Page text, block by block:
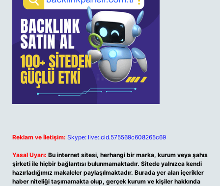
Reklam ve İletişim: Skype: live:.cid.575569c608265c69
Yasal Uyarı: Bu internet sitesi, herhangi bir marka, kurum veya şahıs
şirketi ile hiçbir bağlantısı bulunmamaktadır. Sitede yalnızca kendi
hazırladığımız makaleler paylaşılmaktadır. Burada yer alan içerikler
haber niteliği taşımamakta olup, gerçek kurum ve kişiler hakkında